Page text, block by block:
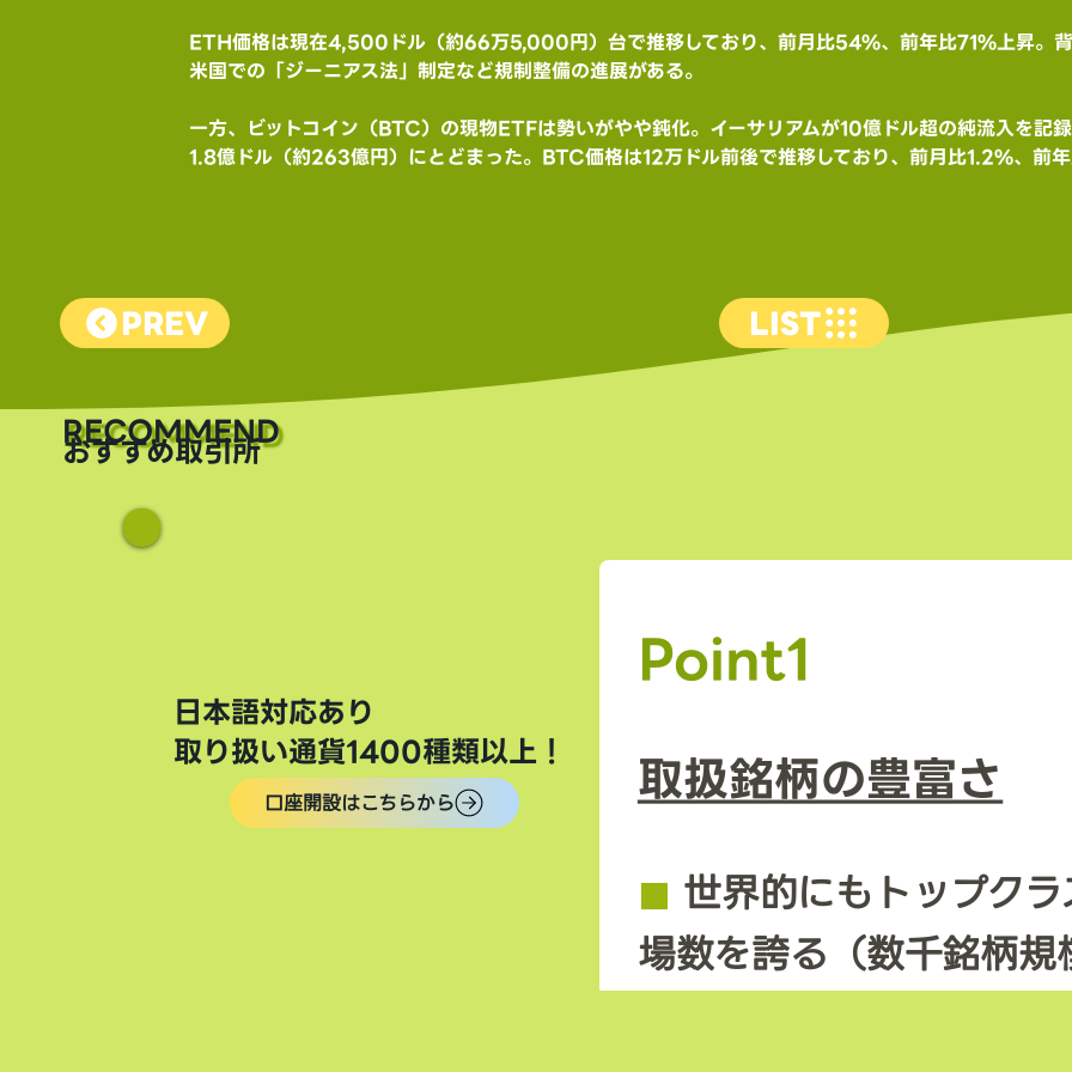
ETH価格は現在4,500ドル（約66万5,000円）台で推移しており、前月比54%、前年比71%上昇。
米国での「ジーニアス法」制定など規制整備の進展がある。
一方、ビットコイン（BTC）の現物ETFは勢いがやや鈍化。イーサリアムが10億ドル超の純流入を記
1.8億ドル（約263億円）にとどまった。BTC価格は12万ドル前後で推移しており、前月比1.2%、前
PREV LIST
​RECOMMEND
おすすめ取引所
日本語対応あり
取り扱い通貨1400種類以上！
口座開設はこちらから
Point1
取扱銘柄の豊富さ
◼︎ 世界的にもトップク
場数を誇る（数千銘柄規